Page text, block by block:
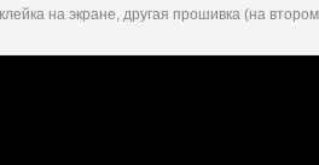
на экране, другая прошивка (на